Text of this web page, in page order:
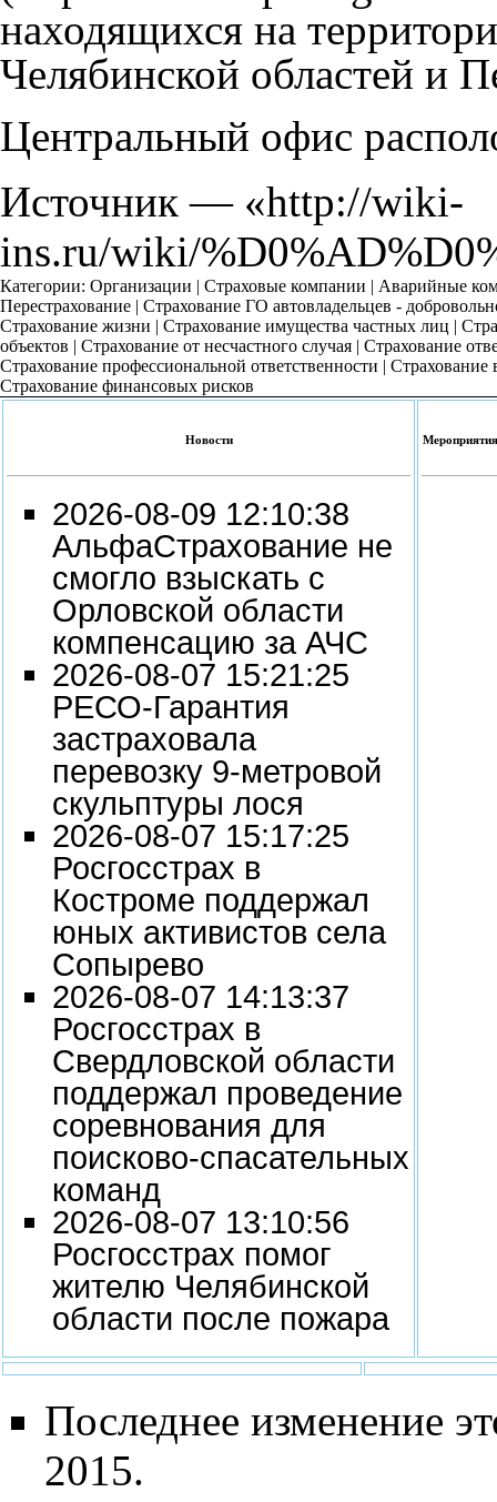
находящихся на
Челябинской областей и
Центральный офис
Источник — «http://wiki-
ins.ru/wiki/
Категории: Организации | Страховые компании | Аварийные
Перестрахование | Страхование ГО автовладельцев -
Страхование жизни | Страхование имущества частных лиц |
объектов | Страхование от несчастного случая | Страхование
Страхование профессиональной ответственности |
Страхование финансовых рисков
Новости
2026-08-09 12:10:38
АльфаСтрахование не
смогло взыскать с
Орловской области
компенсацию за АЧС
2026-08-07 15:21:25
РЕСО-Гарантия
застраховала
перевозку 9-метровой
скульптуры лося
2026-08-07 15:17:25
Росгосстрах в
Костроме поддержал
юных активистов села
Сопырево
2026-08-07 14:13:37
Росгосстрах в
Свердловской области
поддержал проведение
соревнования для
поисково‑спасательных
команд
2026-08-07 13:10:56
Росгосстрах помог
жителю Челябинской
области после пожара
Мероприятия
Последнее изменение
2015.